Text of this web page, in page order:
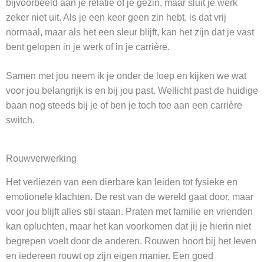
bijvoorbeeld aan je relatie of je gezin, maar sluit je werk
zeker niet uit. Als je een keer geen zin hebt, is dat vrij
normaal, maar als het een sleur blijft, kan het zijn dat je vast
bent gelopen in je werk of in je carrière.
Samen met jou neem ik je onder de loep en kijken we wat
voor jou belangrijk is en bij jou past. Wellicht past de huidige
baan nog steeds bij je of ben je toch toe aan een carrière
switch.
Rouwverwerking
Het verliezen van een dierbare kan leiden tot fysieke en
emotionele klachten. De rest van de wereld gaat door, maar
voor jou blijft alles stil staan. Praten met familie en vrienden
kan opluchten, maar het kan voorkomen dat jij je hierin niet
begrepen voelt door de anderen. Rouwen hoort bij het leven
en iedereen rouwt op zijn eigen manier. Een goed